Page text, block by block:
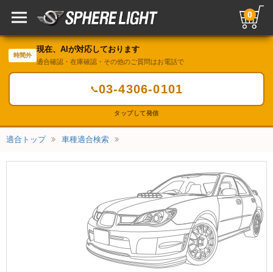
0
時間外
現在、AIが対応しております
適合確認・在庫確認・その他のご質問はお電話で
📞03-4306-0101
タップして発信
適合トップ 車種適合検索